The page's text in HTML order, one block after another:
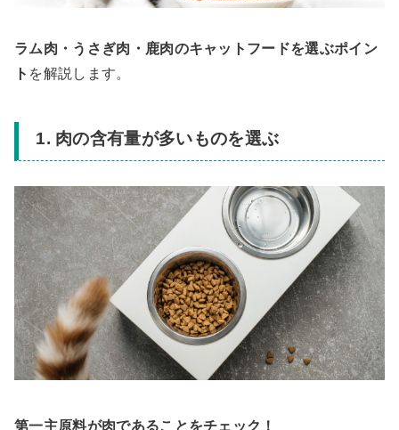
ラム肉・うさぎ肉 ・鹿肉のキャットフードを選ぶポイン
ト を解説します。
1. 肉の含有量が多いものを選ぶ
第一主原料が肉であることをチェック！